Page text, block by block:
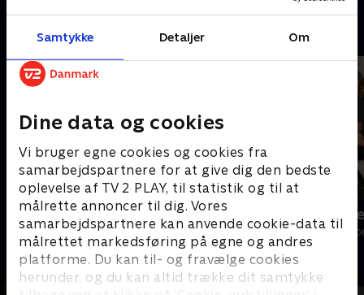
Samtykke Detaljer Om
Dine data og cookies
Vi bruger egne cookies og cookies fra
samarbejdspartnere for at give dig den bedste
oplevelse af TV 2 PLAY, til statistik og til at
målrette annoncer til dig. Vores
samarbejdspartnere kan anvende cookie-data til
målrettet markedsføring på egne og andres
platforme. Du kan til- og fravælge cookies
herunder, og du kan altid trække dit samtykke
Andre så også
Diamantfamilien
Reality • 8 sæsoner
Kærester
Reality • 2